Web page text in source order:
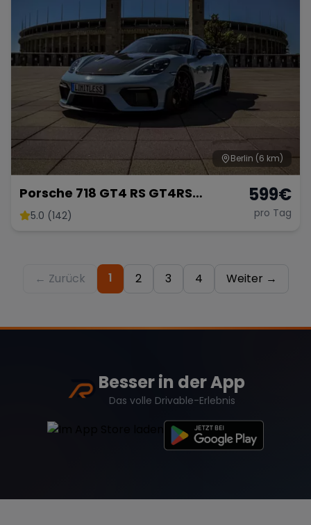
Berlin (6 km)
Porsche 718 GT4 RS GT4RS
Weissach PDK 2025 Mieten
5.0 (142)
599€
pro Tag
← Zurück 1 2 3 4 Weiter →
Besser in der App
Das volle Drivable-Erlebnis